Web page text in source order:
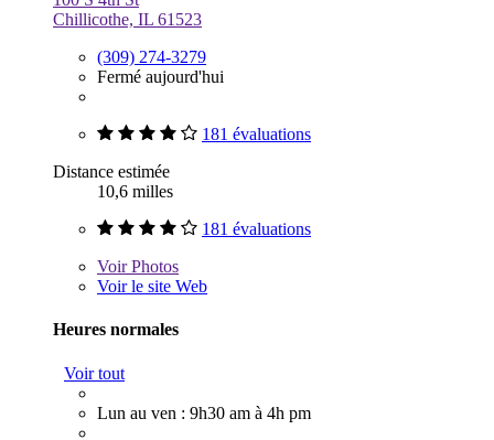
Chillicothe, IL 61523
(309) 274-3279
Fermé aujourd'hui
181 évaluations
Distance estimée
10,6 milles
181 évaluations
VoirPhotos
Voir le site Web
Heures normales
Voir tout
Lun au ven : 9h30 am à 4h pm